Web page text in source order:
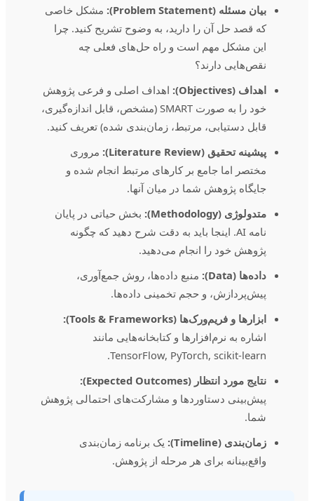
بیان مسئله (Problem Statement):
مشکل خاصی
که قصد حل آن را دارید، به وضوح تشریح کنید. چرا
این مشکل مهم است و راه حل‌های فعلی چه
نقص‌هایی دارند؟
اهداف (Objectives):
اهداف اصلی و فرعی پژوهش
خود را به صورت SMART (مشخص، قابل اندازه‌گیری،
قابل دستیابی، مرتبط، زمان‌بندی شده) تعریف کنید.
پیشینه تحقیق (Literature Review):
مروری
مختصر اما جامع بر کارهای مرتبط انجام شده و
جایگاه پژوهش شما در میان آنها.
متدولوژی (Methodology):
بخش حیاتی در پایان
نامه AI. اینجا باید به دقت شرح دهید که چگونه
پژوهش خود را انجام می‌دهید.
داده‌ها (Data):
منبع داده‌ها، روش جمع‌آوری،
پیش‌پردازش، و حجم تخمینی داده‌ها.
ابزارها و فریم‌ورک‌ها (Tools & Frameworks):
اشاره به نرم‌افزارها و کتابخانه‌هایی مانند
TensorFlow, PyTorch, scikit-learn.
نتایج مورد انتظار (Expected Outcomes):
پیش‌بینی دستاوردها و مشارکت‌های احتمالی پژوهش
شما.
زمان‌بندی (Timeline):
یک برنامه زمان‌بندی
واقع‌بینانه برای هر مرحله از پژوهش.